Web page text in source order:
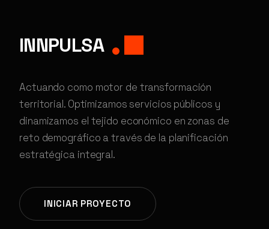
INNPULSA
Actuando como motor de transformación
territorial. Optimizamos servicios públicos y
dinamizamos el tejido económico en zonas de
reto demográfico a través de la planificación
estratégica integral.
INICIAR PROYECTO